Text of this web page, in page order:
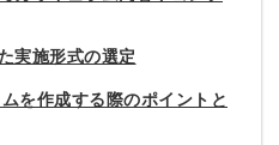
実施形式の選定
を作成する際のポイントと